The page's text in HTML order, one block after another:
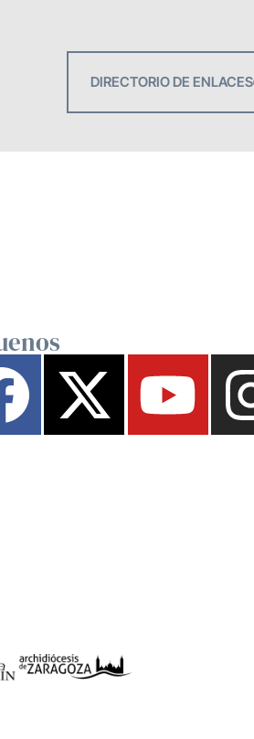
DIRECTORIO DE ENLACES